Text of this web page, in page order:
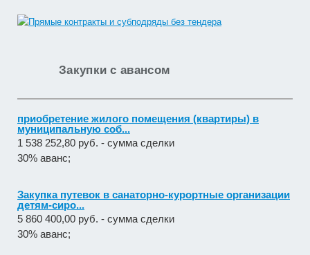
Закупки с авансом
приобретение жилого помещения (квартиры) в
муниципальную соб...
1 538 252,80 руб. - сумма сделки
30% аванс;
Закупка путевок в санаторно-курортные организации
детям-сиро...
5 860 400,00 руб. - сумма сделки
30% аванс;